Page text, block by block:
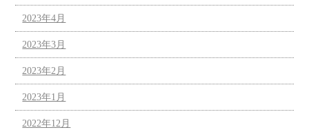
2023年4月
2023年3月
2023年2月
2023年1月
2022年12月